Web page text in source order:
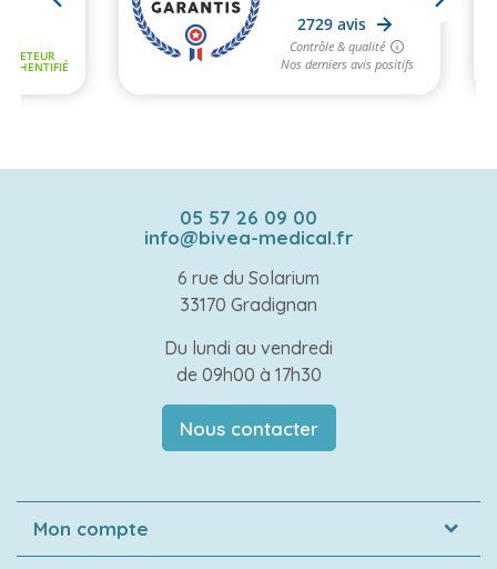
05 57 26 09 00
info@bivea-medical.fr
6 rue du Solarium
33170 Gradignan
Du lundi au vendredi
de 09h00 à 17h30
Nous contacter
Mon compte